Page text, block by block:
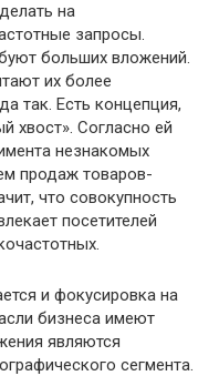
на
запросы.
больших вложений.
их более
так. Есть концепция,
хвост». Согласно ей
незнакомых
продаж товаров-
что совокупность
посетителей
и фокусировка на
бизнеса имеют
являются
сегмента.